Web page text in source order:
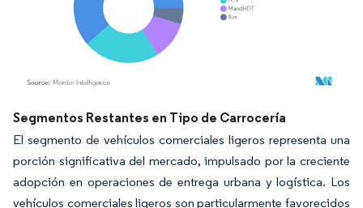
Imagen © Mordor Intelligence. El uso requiere atribución según CC BY 4.0.
Segmentos Restantes en Tipo de Carrocería
El segmento de vehículos comerciales ligeros representa una
porción significativa del mercado, impulsado por la creciente
adopción en operaciones de entrega urbana y logística. Los
vehículos comerciales ligeros son particularmente favorecidos